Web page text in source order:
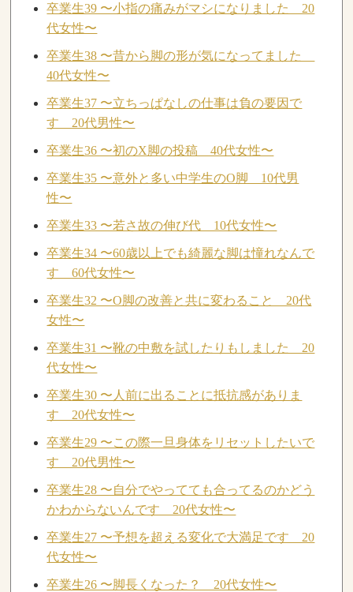
卒業生39 〜小指の痛みがマシになりました 20
代女性〜
卒業生38 〜昔から脚の形が気になってました
40代女性〜
卒業生37 〜立ちっぱなしの仕事は負の要因で
す 20代男性〜
卒業生36 〜初のX脚の投稿 40代女性〜
卒業生35 〜意外と多い中学生のO脚 10代男
性〜
卒業生33 〜若さ故の伸び代 10代女性〜
卒業生34 〜60歳以上でも綺麗な脚は憧れなんで
す 60代女性〜
卒業生32 〜O脚の改善と共に変わること 20代
女性〜
卒業生31 〜靴の中敷を試したりもしました 20
代女性〜
卒業生30 〜人前に出ることに抵抗感がありま
す 20代女性〜
卒業生29 〜この際一旦身体をリセットしたいで
す 20代男性〜
卒業生28 〜自分でやってても合ってるのかどう
かわからないんです 20代女性〜
卒業生27 〜予想を超える変化で大満足です 20
代女性〜
卒業生26 〜脚長くなった？ 20代女性〜